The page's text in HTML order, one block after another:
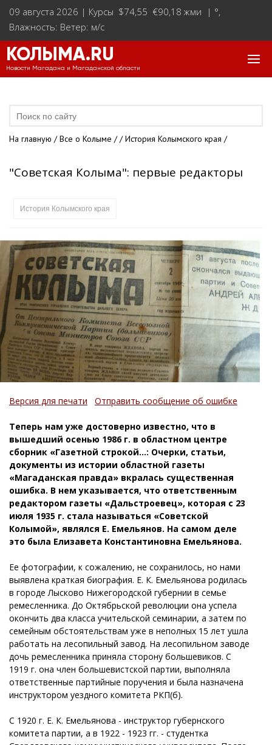
09 августа 2026 | Курсы $74,55 €90,18 жми | °,
Влажность: Ветер: м/с
КОЛЫМА.RU
Новости Магадана и Магаданской области
На главную /Все о Колыме //История Колымского края /
"Советская Колыма": первые редакторы
История Колымского края
Версия для печати Отправить сообщение об ошибке
Теперь нам уже достоверно известно, что в
вышедший осенью 1986 г. в областном центре
сборник «Газетной строкой...: Очерки, статьи,
документы из истории областной газеты
«Магаданская правда» вкралась существенная
ошибка. В нем указывается, что ответственным
редактором газеты «Дальстроевец», которая с 23
июля 1935 г. стала называться «Советской
Колымой», являлся Е. Емельянов. На самом деле
это была Елизавета Константиновна Емельянова.
Ее фотографии, к сожалению, не сохранилось, но нами
выявлена краткая биография. Е. К. Емельянова родилась
в городе Лысково Нижегородской губернии в семье
ремесленника. До Октябрьской революции она успела
окончить два класса учительской семинарии, а затем по
семейным обстоятельствам уже в неполных 15 лет ушла
работать на лесопильный завод. На лесопильном заводе
дочь ремесленника приняла сторону большевиков. С
1919 г. она член большевистской партии, выполняла
ответственные партийные поручения и была назначена
инструктором уездного комитета РКП(б).
С 1920 г. Е. К. Емельянова - инструктор губернского
комитета партии, а в 1922 - 1923 гг. - студентка